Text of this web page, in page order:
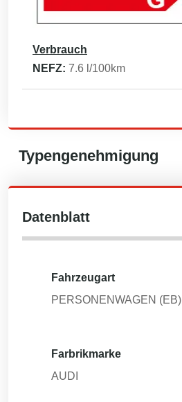
Verbrauch
NEFZ: 7.6 l/100km
Typengenehmigung
Datenblatt
Fahrzeugart
PERSONENWAGEN (EB)
Farbrikmarke
AUDI